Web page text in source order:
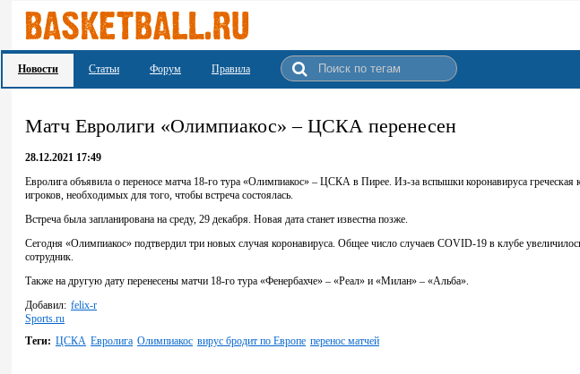
Новости Статьи Форум Правила
Матч Евролиги «Олимпиакос» – ЦСКА перенесен
28.12.2021 17:49
Евролига объявила о переносе матча 18-го тура «Олимпиакос» – ЦСКА в Пирее. Из-за вспышки коронавируса греческая
игроков, необходимых для того, чтобы встреча состоялась.
Встреча была запланирована на среду, 29 декабря. Новая дата станет известна позже.
Сегодня «Олимпиакос» подтвердил три новых случая коронавируса. Общее число случаев COVID-19 в клубе
сотрудник.
Также на другую дату перенесены матчи 18-го тура «Фенербахче» – «Реал» и «Милан» – «Альба».
Добавил: felix-r
Sports.ru
Теги: ЦСКА Евролига Олимпиакос вирус бродит по Европе перенос матчей